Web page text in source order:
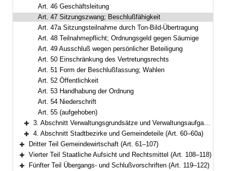
Art. 46 Geschäftsleitung
Art. 47 Sitzungszwang; Beschlußfähigkeit
Art. 47a Sitzungsteilnahme durch Ton-Bild-Übertragung
Art. 48 Teilnahmepflicht; Ordnungsgeld gegen Säumige
Art. 49 Ausschluß wegen persönlicher Beteiligung
Art. 50 Einschränkung des Vertretungsrechts
Art. 51 Form der Beschlußfassung; Wahlen
Art. 52 Öffentlichkeit
Art. 53 Handhabung der Ordnung
Art. 54 Niederschrift
Art. 55 (aufgehoben)
Bereich erweitern
3. Abschnitt Verwaltungsgrundsätze und Verwaltungsaufgaben (Art. 56–59)
Bereich erweitern
4. Abschnitt Stadtbezirke und Gemeindeteile (Art. 60–60a)
Bereich erweitern
Dritter Teil Gemeindewirtschaft (Art. 61–107)
Bereich erweitern
Vierter Teil Staatliche Aufsicht und Rechtsmittel (Art. 108–118)
Fünfter Teil Übergangs- und Schlußvorschriften (Art. 119–122)